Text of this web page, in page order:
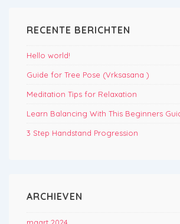
RECENTE BERICHTEN
Hello world!
Guide for Tree Pose (Vrksasana )
Meditation Tips for Relaxation
Learn Balancing With This Beginners
3 Step Handstand Progression
ARCHIEVEN